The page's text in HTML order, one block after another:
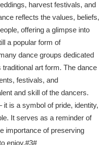
harvest festivals, and
reflects the values, beliefs,
offering a glimpse into
a popular form of
dance groups dedicated
art form. The dance
festivals, and
and skill of the dancers.
is a symbol of pride, identity,
It serves as a reminder of
importance of preserving
enjoy.#3#